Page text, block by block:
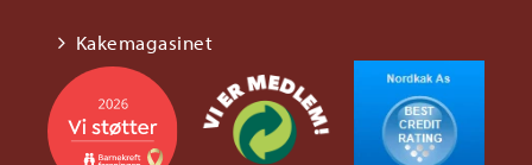
Kakemagasinet